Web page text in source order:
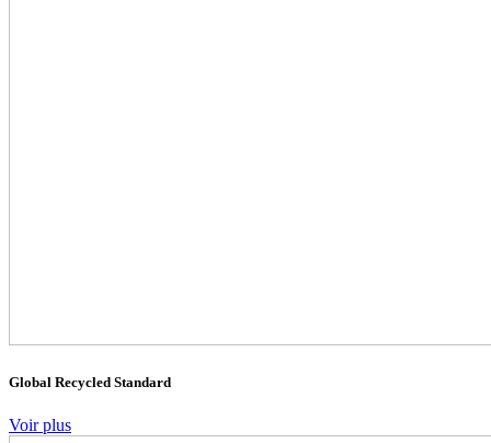
Global Recycled Standard
Voir plus